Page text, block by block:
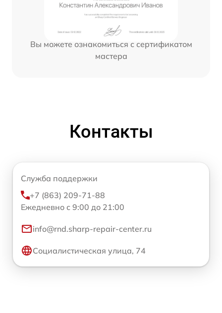
Вы можете ознакомиться с сертификатом
мастера
Контакты
Служба поддержки
+7 (863) 209-71-88
Ежедневно с 9:00 до 21:00
info@rnd.sharp-repair-center.ru
Социалистическая улица, 74